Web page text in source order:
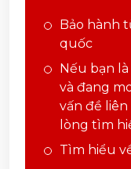
Bảo hành
quốc
Nếu bạn
và đang
vấn đề
lòng tìm
Tìm hiểu